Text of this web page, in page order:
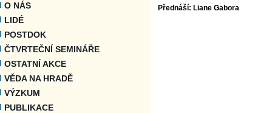
O NÁS
LIDÉ
POSTDOK
ČTVRTEČNÍ SEMINÁŘE
OSTATNÍ AKCE
VĚDA NA HRADĚ
VÝZKUM
PUBLIKACE
Přednáší: Liane Gabora